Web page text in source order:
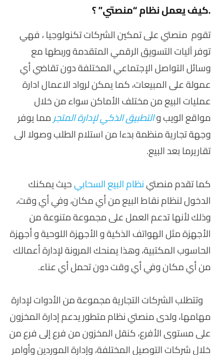
.كيف يعمل نظام “منصتي” ؟
تقوم منصتي على تمكين الشركات تكنولوجيا ، فهي
توفر آليات التسويق الرقمي المتقدمة وربطها مع
وسائل التواصل الإجتماعي المختلفة دون تقاضي أي
عمولة على المبيعات، كما يمكن لرواد الاعمال ادارة
عمليات البيع من مختلف الأماكن سواء من خلال
مواقع الويب والتطبيق الذكي لإدارة المتجرمما يوفر
وجهة تجارية منظمة بدءا من استلام الطلب وصولا الى
تقاريرما بعد البيع.
كما تقدم منصتينظام البيع السحابيحيث يمكنك
الدخول لنظام نقاط البيع من أي مكان، وفي أي وقت،
وذلك لأنها تدعم العمل على مجموعة متنوعة من
الأجهزة مثل الهواتف الذكية و الأجهزة اللوحية و أجهزة
الحاسوب المكتبية، وهذا يمنحك المرونة لإدارة أعمالك
من أي مكان وفي أي وقت دون تحمل أي عناء.
وتتطلب الشركات التجارية مجموعة من الأدوات لإدارة
مهامها، ولدى منصتي نظام متطور يدعم إدارة المخزون
على مستوى الأفرع، كنقل المخزون من فرع إلى فرع من
خلال شركات التوصيل المختلفة، وإدارة الموردين وأوامر